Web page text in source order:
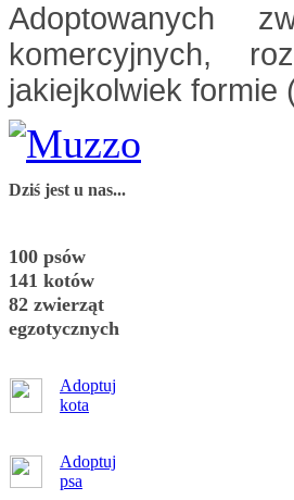
Adoptowanych
komercyjnych,
jakiejkolwiek formie
Dziś jest u nas...
100 psów
141 kotów
82 zwierząt
egzotycznych
Adoptuj
kota
Adoptuj
psa